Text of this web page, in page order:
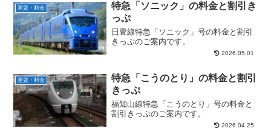
運賃・料金
特急「ソニック」の料金と割引き
っぷ
日豊線特急「ソニック」号の料金と割引
きっぷのご案内です。
2026.05.01
運賃・料金
特急「こうのとり」の料金と割引
きっぷ
福知山線特急「こうのとり」号の料金と
割引きっぷのご案内です。
2026.04.25